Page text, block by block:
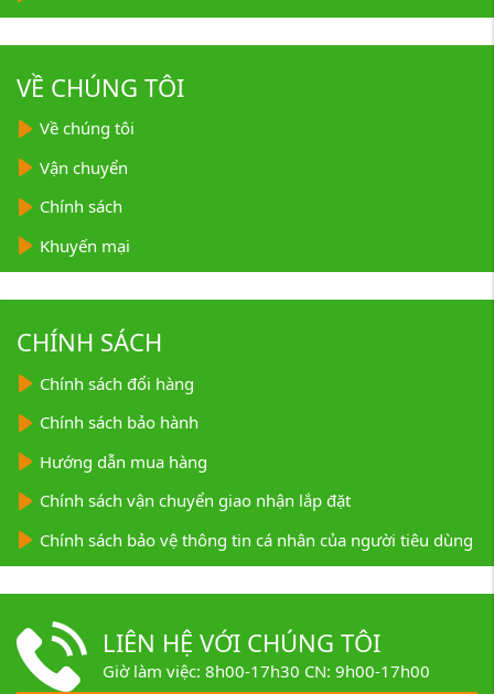
VỀ CHÚNG TÔI
Về chúng tôi
Vận chuyển
Chính sách
Khuyến mại
CHÍNH SÁCH
Chính sách đổi hàng
Chính sách bảo hành
Hướng dẫn mua hàng
Chính sách vận chuyển giao nhận lắp đặt
Chính sách bảo vệ thông tin cá nhân của người tiêu dùng
LIÊN HỆ VỚI CHÚNG TÔI
Giờ làm việc: 8h00-17h30 CN: 9h00-17h00